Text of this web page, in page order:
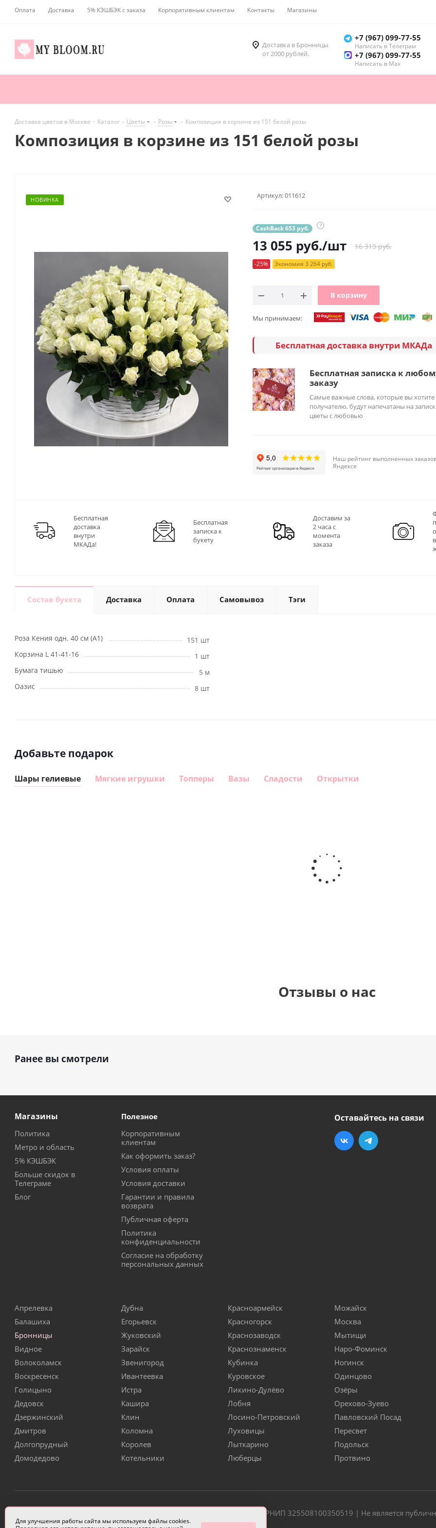
Оплата Доставка 5% КЭШБЭК с заказа Корпоративным клиентам Контакты Магазины
Доставка в Бронницы
от 2000 рублей.
+7 (967) 099-77-55
Написать в Телеграм
+7 (967) 099-77-55
Написать в Мах
Доставка цветов в Москве - Каталог - Цветы - Розы - Композиция в корзине из 151 белой розы
Композиция в корзине из 151 белой розы
НОВИНКА Артикул:011612
CashBack 653 руб. ?
13 055 руб./шт 16 319 руб.
-25% Экономия 3 264 руб.
В корзину
Мы принимаем:
Бесплатная доставка внутри МКАДа
Бесплатная записка к
заказу
Самые важные слова, которые вы хотите
получателю, будут напечатаны на
цветы с любовью
Наш рейтинг выполненных
Яндексе
Бесплатная
доставка
внутри
МКАДа!
Бесплатная
записка к
букету
Доставим за
2 часа с
момента
заказа
Состав букета Доставка Оплата Самовывоз Тэги
Роза Кения одн. 40 см (А1)
151 шт
Корзина L 41-41-16
1 шт
Бумага тишью
5 м
Оазис
8 шт
Добавьте подарок
Шары гелиевые Мягкие игрушки Топперы Вазы Сладости Открытки
Самая
самая
Отзывы о нас
Ранее вы смотрели
Магазины
Политика
Метро и область
5% КЭШБЭК
Больше скидок в
Телеграме
Блог
Полезное
Корпоративным
клиентам
Как оформить заказ?
Условия оплаты
Условия доставки
Гарантии и правила
возврата
Публичная оферта
Политика
конфиденциальности
Согласие на обработку
персональных данных
Оставайтесь на связи
Апрелевка
Балашиха
Бронницы
Видное
Волоколамск
Воскресенск
Голицыно
Дедовск
Дзержинский
Дмитров
Долгопрудный
Домодедово
Дубна
Егорьевск
Жуковский
Зарайск
Звенигород
Ивантеевка
Истра
Кашира
Клин
Коломна
Королев
Котельники
Красноармейск
Красногорск
Краснозаводск
Краснознаменск
Кубинка
Куровское
Ликино-Дулёво
Лобня
Лосино-Петровский
Луховицы
Лыткарино
Люберцы
Можайск
Москва
Мытищи
Наро-Фоминск
Ногинск
Одинцово
Озёры
Орехово-Зуево
Павловский Посад
Пересвет
Подольск
Протвино
ИП Чулкова Анастасия Александровна ИНН 331405822720 | ОГРН/ОГРНИП 325508100350519 | Не является
Для улучшения работы сайта мы используем файлы cookies.